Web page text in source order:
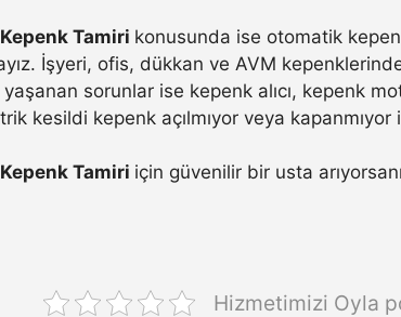
Tamiri konusunda ise otomatik
İşyeri, ofis, dükkan ve AVM
sorunlar ise kepenk alıcı, kepenk
kesildi kepenk açılmıyor veya
Tamiri için güvenilir bir usta
Hizmetimizi Oyla